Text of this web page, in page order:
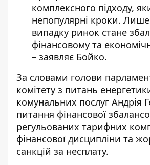
комплексного підходу,
непопулярні кроки.
випадку ринок стане
фінансовому та
– заявляє Бойко.
За словами голови
комітету з питань
комунальних послуг Андрія
питання фінансової
регульованих тарифних
фінансової дисципліни та
санкцій за несплату.